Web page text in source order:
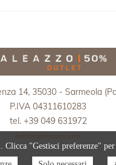
14, 35030 - Sarmeola
P.IVA 04311610283
tel. +39 049 631972
info@galeazzo.info
Clicca "Gestisci preferenze"